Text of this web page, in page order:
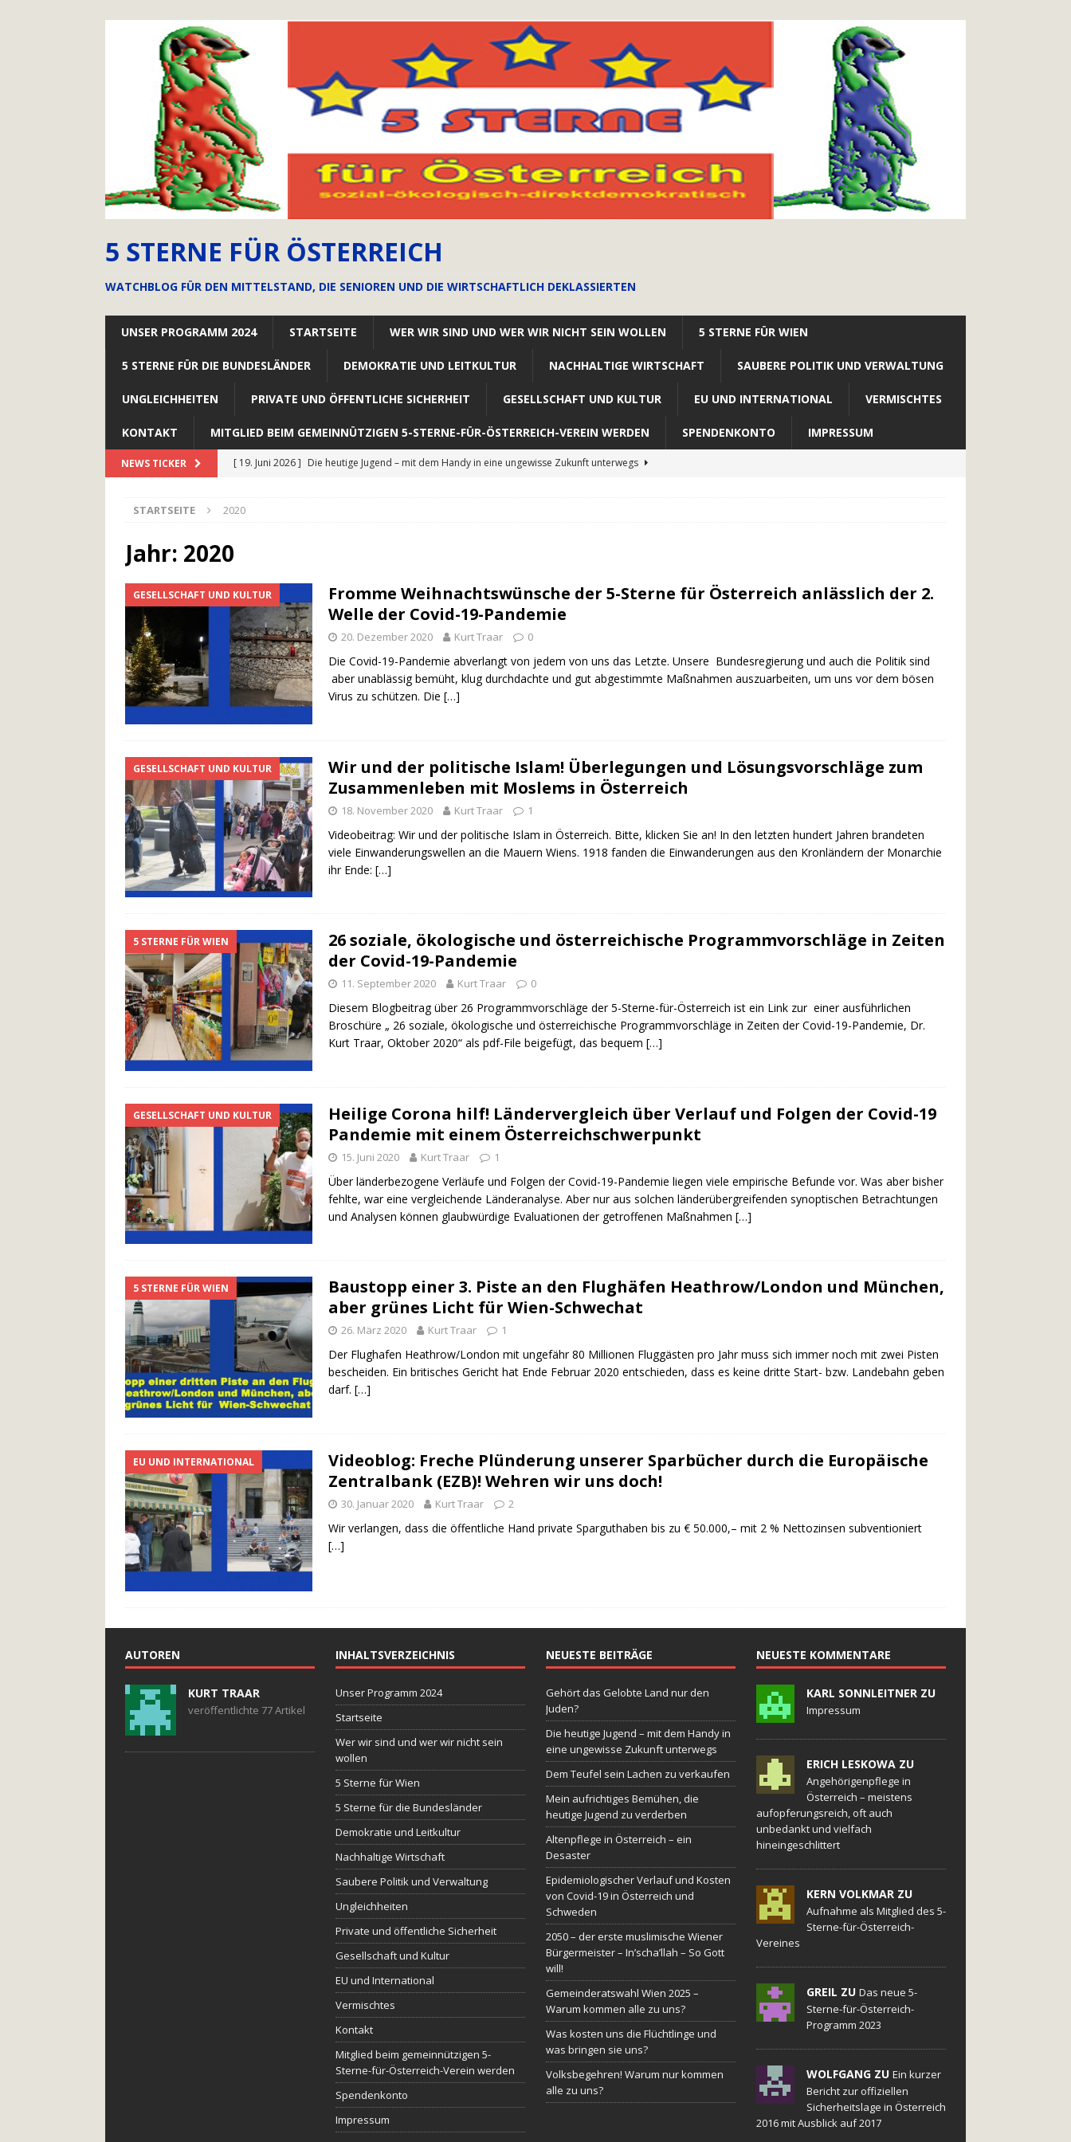
5 STERNE FÜR ÖSTERREICH
WATCHBLOG FÜR DEN MITTELSTAND, DIE SENIOREN UND DIE WIRTSCHAFTLICH DEKLASSIERTEN
UNSER PROGRAMM 2024 STARTSEITE WER WIR SIND UND WER WIR NICHT SEIN WOLLEN 5 STERNE FÜR WIEN
5 STERNE FÜR DIE BUNDESLÄNDER DEMOKRATIE UND LEITKULTUR NACHHALTIGE WIRTSCHAFT SAUBERE POLITIK UND VERWALTUNG
UNGLEICHHEITEN PRIVATE UND ÖFFENTLICHE SICHERHEIT GESELLSCHAFT UND KULTUR EU UND INTERNATIONAL VERMISCHTES
KONTAKT MITGLIED BEIM GEMEINNÜTZIGEN 5-STERNE-FÜR-ÖSTERREICH-VEREIN WERDEN SPENDENKONTO IMPRESSUM
NEWS TICKER [ 19. Juni 2026 ] Die heutige Jugend – mit dem Handy in eine ungewisse Zukunft unterwegs
[ 31. Mai 2026 ]
[ 27. Dezember 2025 ] Altenpflege in Österreich – ein Desaster
GESELLSCHAFT UND
KULTUR
[ 18. Juli 2026 ] Gehört das Gelobte Land nur den Juden?
STARTSEITE 2020
Jahr: 2020
GESELLSCHAFT UND KULTUR
Fromme Weihnachtswünsche der 5-Sterne für Österreich anlässlich der 2.
Welle der Covid-19-Pandemie
20. Dezember 2020 Kurt Traar 0
Die Covid-19-Pandemie abverlangt von jedem von uns das Letzte. Unsere Bundesregierung und auch die Politik sind
aber unablässig bemüht, klug durchdachte und gut abgestimmte Maßnahmen auszuarbeiten, um uns vor dem bösen
Virus zu schützen. Die […]
GESELLSCHAFT UND KULTUR
Wir und der politische Islam! Überlegungen und Lösungsvorschläge zum
Zusammenleben mit Moslems in Österreich
18. November 2020 Kurt Traar 1
Videobeitrag: Wir und der politische Islam in Österreich. Bitte, klicken Sie an! In den letzten hundert Jahren brandeten
viele Einwanderungswellen an die Mauern Wiens. 1918 fanden die Einwanderungen aus den Kronländern der Monarchie
ihr Ende: […]
5 STERNE FÜR WIEN
26 soziale, ökologische und österreichische Programmvorschläge in Zeiten
der Covid-19-Pandemie
11. September 2020 Kurt Traar 0
Diesem Blogbeitrag über 26 Programmvorschläge der 5-Sterne-für-Österreich ist ein Link zur einer ausführlichen
Broschüre „ 26 soziale, ökologische und österreichische Programmvorschläge in Zeiten der Covid-19-Pandemie, Dr.
Kurt Traar, Oktober 2020“ als pdf-File beigefügt, das bequem […]
GESELLSCHAFT UND KULTUR
Heilige Corona hilf! Ländervergleich über Verlauf und Folgen der Covid-19
Pandemie mit einem Österreichschwerpunkt
15. Juni 2020 Kurt Traar 1
Über länderbezogene Verläufe und Folgen der Covid-19-Pandemie liegen viele empirische Befunde vor. Was aber bisher
fehlte, war eine vergleichende Länderanalyse. Aber nur aus solchen länderübergreifenden synoptischen Betrachtungen
und Analysen können glaubwürdige Evaluationen der getroffenen Maßnahmen […]
5 STERNE FÜR WIEN
Baustopp einer 3. Piste an den Flughäfen Heathrow/London und München,
aber grünes Licht für Wien-Schwechat
26. März 2020 Kurt Traar 1
Der Flughafen Heathrow/London mit ungefähr 80 Millionen Fluggästen pro Jahr muss sich immer noch mit zwei Pisten
bescheiden. Ein britisches Gericht hat Ende Februar 2020 entschieden, dass es keine dritte Start- bzw. Landebahn geben
darf. […]
EU UND INTERNATIONAL
Videoblog: Freche Plünderung unserer Sparbücher durch die Europäische
Zentralbank (EZB)! Wehren wir uns doch!
30. Januar 2020 Kurt Traar 2
Wir verlangen, dass die öffentliche Hand private Sparguthaben bis zu € 50.000,– mit 2 % Nettozinsen subventioniert
[…]
AUTOREN
KURT TRAAR
veröffentlichte 77 Artikel
INHALTSVERZEICHNIS
Unser Programm 2024
Startseite
Wer wir sind und wer wir nicht sein
wollen
5 Sterne für Wien
5 Sterne für die Bundesländer
Demokratie und Leitkultur
Nachhaltige Wirtschaft
Saubere Politik und Verwaltung
Ungleichheiten
Private und öffentliche Sicherheit
Gesellschaft und Kultur
EU und International
Vermischtes
Kontakt
Mitglied beim gemeinnützigen 5-
Sterne-für-Österreich-Verein werden
Spendenkonto
Impressum
NEUESTE BEITRÄGE
Gehört das Gelobte Land nur den
Juden?
Die heutige Jugend – mit dem Handy in
eine ungewisse Zukunft unterwegs
Dem Teufel sein Lachen zu verkaufen
Mein aufrichtiges Bemühen, die
heutige Jugend zu verderben
Altenpflege in Österreich – ein
Desaster
Epidemiologischer Verlauf und Kosten
von Covid-19 in Österreich und
Schweden
2050 – der erste muslimische Wiener
Bürgermeister – In’scha’llah – So Gott
will!
Gemeinderatswahl Wien 2025 –
Warum kommen alle zu uns?
Was kosten uns die Flüchtlinge und
was bringen sie uns?
Volksbegehren! Warum nur kommen
alle zu uns?
NEUESTE KOMMENTARE
KARL SONNLEITNER ZU
Impressum
ERICH LESKOWA ZU
Angehörigenpflege in
Österreich – meistens
aufopferungsreich, oft auch
unbedankt und vielfach
hineingeschlittert
KERN VOLKMAR ZU
Aufnahme als Mitglied des 5-
Sterne-für-Österreich-
Vereines
GREIL ZU Das neue 5-
Sterne-für-Österreich-
Programm 2023
WOLFGANG ZU Ein kurzer
Bericht zur offiziellen
Sicherheitslage in Österreich
2016 mit Ausblick auf 2017